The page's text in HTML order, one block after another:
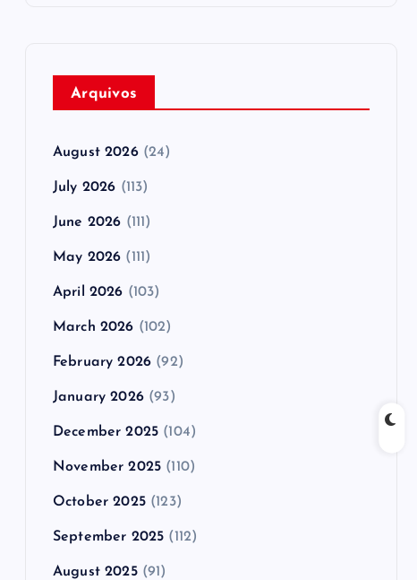
Arquivos
August 2026(24)
July 2026 (113)
June 2026 (111)
May 2026 (111)
April 2026 (103)
March 2026 (102)
February 2026 (92)
January 2026(93)
December 2025 (104)
November 2025 (110)
October 2025(123)
September 2025 (112)
August 2025(91)